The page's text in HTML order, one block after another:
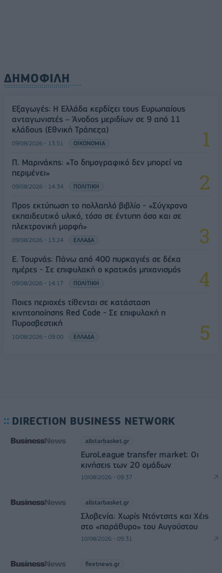
ΔΗΜΟΦΙΛΗ
Εξαγωγές: Η Ελλάδα κερδίζει τους Ευρωπαίους
ανταγωνιστές – Άνοδος μεριδίων σε 9 από 11
κλάδους (Εθνική Τράπεζα)
09/08/2026 - 13:51 ΟΙΚΟΝΟΜΙΑ
Π. Μαρινάκης: «Το δημογραφικό δεν μπορεί να
περιμένει»
09/08/2026 - 14:34 ΠΟΛΙΤΙΚΗ
Προς εκτύπωση το πολλαπλό βιβλίο - «Σύγχρονο
εκπαιδευτικό υλικό, τόσο σε έντυπη όσο και σε
ηλεκτρονική μορφή»
09/08/2026 - 13:24 ΕΛΛΑΔΑ
Ε. Τουρνάς: Πάνω από 400 πυρκαγιές σε δέκα
ημέρες - Σε επιφυλακή ο κρατικός μηχανισμός
09/08/2026 - 14:17 ΠΟΛΙΤΙΚΗ
Ποιες περιοχές τίθενται σε κατάσταση
κινητοποίησης Red Code - Σε επιφυλακή η
Πυροσβεστική
10/08/2026 - 09:00 ΕΛΛΑΔΑ
DIRECTION BUSINESS NETWORK
allstarbasket.gr
EuroLeague transfer market: Οι
κινήσεις των 20 ομάδων
10/08/2026 - 09:37
allstarbasket.gr
Σλοβενία: Χωρίς Ντόντσιτς και Χέις
στο «παράθυρο» του Αυγούστου
10/08/2026 - 09:31
fleetnews.gr